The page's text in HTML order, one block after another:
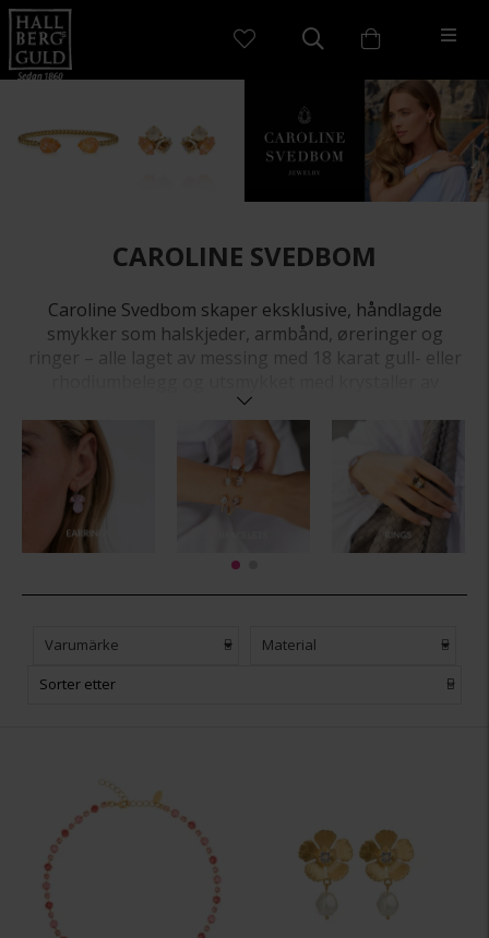
CAROLINE SVEDBOM
Caroline Svedbom skaper eksklusive, håndlagde
smykker som halskjeder, armbånd, øreringer og
ringer – alle laget av messing med 18 karat gull- eller
høyeste kvalitet. Smykkene er nikkelfrie i henhold til
EU-standarder og gjennomgår grundige
kvalitetskontroller. Med inspirasjon fra Middelhavet
kombinerer kolleksjonene farge, eleganse og tidløs
design. I dag finnes Caroline Svedboms smykker i 17
land, representert i eksklusive butikker, hoteller og
Varumärke Material
Sorter etter